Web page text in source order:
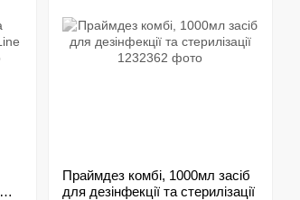
Праймдез комбі, 1000мл засіб
для дезінфекції та стерилізації